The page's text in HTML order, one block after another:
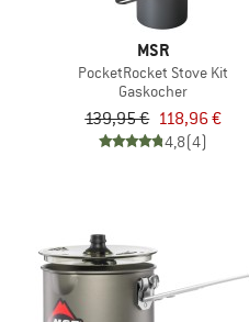
MSR
PocketRocket Stove Kit
Gaskocher
139,95 € 118,96 €
4,8(4)